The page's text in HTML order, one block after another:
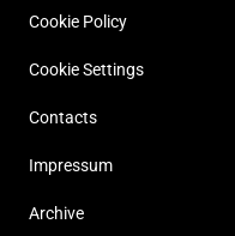
Cookie Policy
Cookie Settings
Contacts
Impressum
Archive